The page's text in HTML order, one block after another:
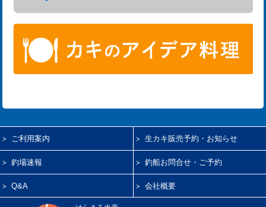
ご利用案内 生カキ販売予約・お知らせ
釣場速報 釣船お問合せ・ご予約
Q&A 会社概要